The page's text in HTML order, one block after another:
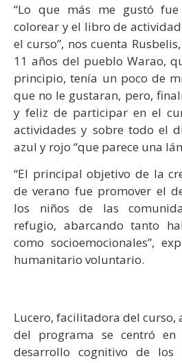
“Lo que más me gustó
colorear y el libro de
el curso”, nos cuenta
11 años del pueblo Warao,
principio, tenía un poco de
que no le gustaran, pero,
y feliz de participar en el
actividades y sobre todo el
azul y rojo “que parece una
“El principal objetivo de la
de verano fue promover el
los niños de las
refugio, abarcando tanto
como socioemocionales”,
humanitario voluntario.
Lucero, facilitadora del curso,
del programa se centró
desarrollo cognitivo de